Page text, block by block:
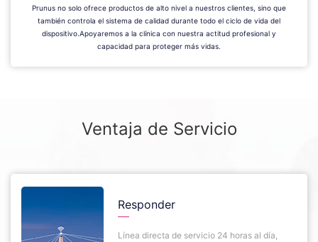
Prunus no solo ofrece productos de alto nivel a nuestros clientes, sino que
también controla el sistema de calidad durante todo el ciclo de vida del
dispositivo.Apoyaremos a la clínica con nuestra actitud profesional y
capacidad para proteger más vidas.
Ventaja de Servicio
Responder
Línea directa de servicio 24 horas al día,